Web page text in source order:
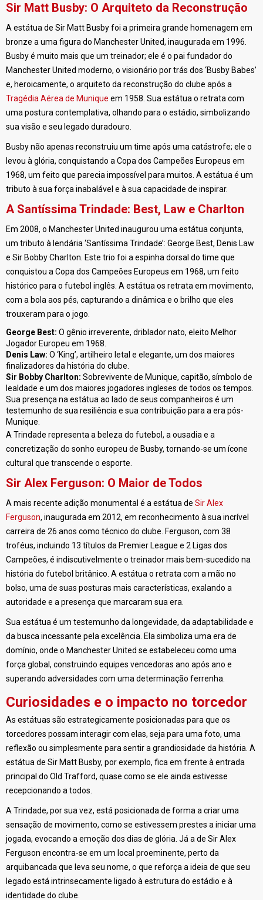
Sir Matt Busby: O Arquiteto da Reconstrução
A estátua de Sir Matt Busby foi a primeira grande homenagem em
bronze a uma figura do Manchester United, inaugurada em 1996.
Busby é muito mais que um treinador; ele é o pai fundador do
Manchester United moderno, o visionário por trás dos ‘Busby Babes’
e, heroicamente, o arquiteto da reconstrução do clube após a
Tragédia Aérea de Munique em 1958. Sua estátua o retrata com
uma postura contemplativa, olhando para o estádio, simbolizando
sua visão e seu legado duradouro.
Busby não apenas reconstruiu um time após uma catástrofe; ele o
levou à glória, conquistando a Copa dos Campeões Europeus em
1968, um feito que parecia impossível para muitos. A estátua é um
tributo à sua força inabalável e à sua capacidade de inspirar.
A Santíssima Trindade: Best, Law e Charlton
Em 2008, o Manchester United inaugurou uma estátua conjunta,
um tributo à lendária ‘Santíssima Trindade’: George Best, Denis Law
e Sir Bobby Charlton. Este trio foi a espinha dorsal do time que
conquistou a Copa dos Campeões Europeus em 1968, um feito
histórico para o futebol inglês. A estátua os retrata em movimento,
com a bola aos pés, capturando a dinâmica e o brilho que eles
trouxeram para o jogo.
George Best: O gênio irreverente, driblador nato, eleito Melhor
Jogador Europeu em 1968.
Denis Law: O ‘King’, artilheiro letal e elegante, um dos maiores
finalizadores da história do clube.
Sir Bobby Charlton: Sobrevivente de Munique, capitão, símbolo de
lealdade e um dos maiores jogadores ingleses de todos os tempos.
Sua presença na estátua ao lado de seus companheiros é um
testemunho de sua resiliência e sua contribuição para a era pós-
Munique.
A Trindade representa a beleza do futebol, a ousadia e a
concretização do sonho europeu de Busby, tornando-se um ícone
cultural que transcende o esporte.
Sir Alex Ferguson: O Maior de Todos
A mais recente adição monumental é a estátua de Sir Alex
Ferguson, inaugurada em 2012, em reconhecimento à sua incrível
carreira de 26 anos como técnico do clube. Ferguson, com 38
troféus, incluindo 13 títulos da Premier League e 2 Ligas dos
Campeões, é indiscutivelmente o treinador mais bem-sucedido na
história do futebol britânico. A estátua o retrata com a mão no
bolso, uma de suas posturas mais características, exalando a
autoridade e a presença que marcaram sua era.
Sua estátua é um testemunho da longevidade, da adaptabilidade e
da busca incessante pela excelência. Ela simboliza uma era de
domínio, onde o Manchester United se estabeleceu como uma
força global, construindo equipes vencedoras ano após ano e
superando adversidades com uma determinação ferrenha.
Curiosidades e o impacto no torcedor
As estátuas são estrategicamente posicionadas para que os
torcedores possam interagir com elas, seja para uma foto, uma
reflexão ou simplesmente para sentir a grandiosidade da história. A
estátua de Sir Matt Busby, por exemplo, fica em frente à entrada
principal do Old Trafford, quase como se ele ainda estivesse
recepcionando a todos.
A Trindade, por sua vez, está posicionada de forma a criar uma
sensação de movimento, como se estivessem prestes a iniciar uma
jogada, evocando a emoção dos dias de glória. Já a de Sir Alex
Ferguson encontra-se em um local proeminente, perto da
arquibancada que leva seu nome, o que reforça a ideia de que seu
legado está intrinsecamente ligado à estrutura do estádio e à
identidade do clube.